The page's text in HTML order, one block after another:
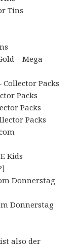
Tins
– Mega
Collector Packs
Packs
Packs
Packs
Kids
Donnerstag
Donnerstag
also der